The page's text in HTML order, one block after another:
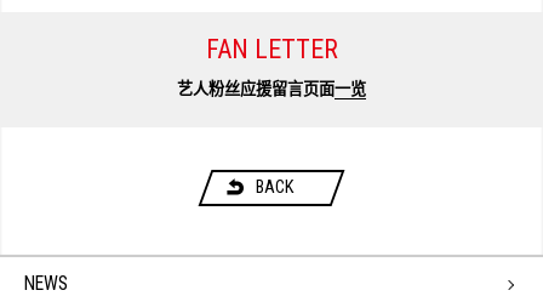
FAN LETTER
艺人粉丝应援留言页面一览
BACK
NEWS